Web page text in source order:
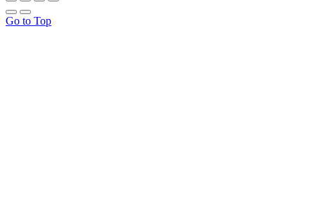
Go to Top